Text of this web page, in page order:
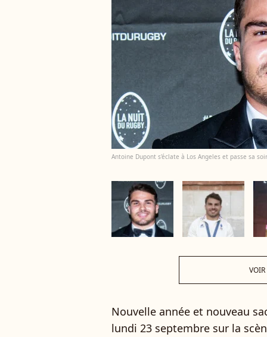
Antoine Dupont s'éclate à Los Angeles et passe sa
Nouvelle année et nouveau
lundi 23 septembre sur la